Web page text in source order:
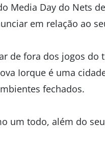
Media Day do Nets
em relação ao
de fora dos jogos do
Iorque é uma
fechados.
um todo, além do